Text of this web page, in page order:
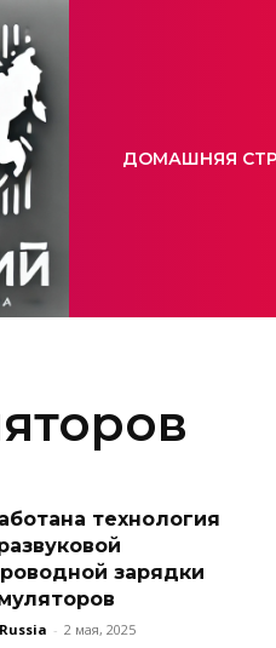
ДОМАШНЯЯ
технология
зарядки
- 2 мая, 2025